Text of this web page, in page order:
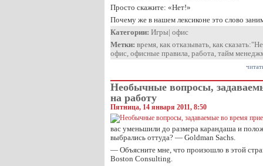
Просто скажите: «Нет!»
Почему же в нашем лексиконе это слово
Категории: Игры| офис
Метки: время, как отказывать, как
офис, офисные правила, работа, тайм
Необычные вопросы,
на работу
Пятница, 14 января 2011, 8:50
вас уменьшили до размера карандаша и
выбрались оттуда? — Goldman Sachs.
— Объясните мне, что произошло в этой
Boston Consulting.